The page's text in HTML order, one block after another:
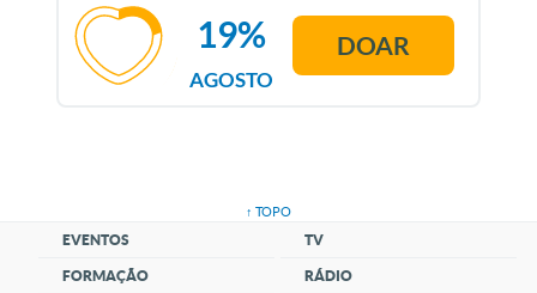
AGOSTO
19% DOAR
↑ TOPO
EVENTOS
FORMAÇÃO
TV
RÁDIO